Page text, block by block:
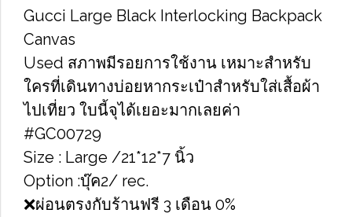
Gucci Large Black Interlocking Backpack
Canvas
Used สภาพมีรอยการใช้งาน เหมาะสำหรับ
ใครที่เดินทางบ่อยหากระเป๋าสำหรับใส่เสื้อผ้า
ไปเที่ยว ใบนี้จุได้เยอะมากเลยค่า
#GC00729
Size : Large /21*12*7 นิ้ว
Option :บุ๊ค2/ rec.
❌ผ่อนตรงกับร้านฟรี 3 เดือน 0%